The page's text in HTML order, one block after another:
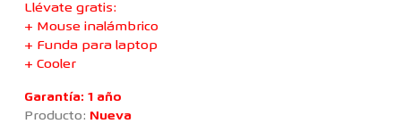
Llévate gratis:
+ Mouse inalámbrico
+ Funda para laptop
+ Cooler
Garantía: 1 año
Producto: Nueva